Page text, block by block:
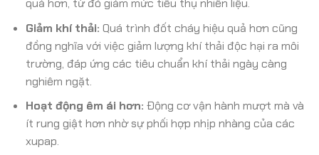
quả hơn, từ đó giảm mức tiêu thụ nhiên liệu.
Giảm khí thải: Quá trình đốt cháy hiệu quả hơn cũng
đồng nghĩa với việc giảm lượng khí thải độc hại ra môi
trường, đáp ứng các tiêu chuẩn khí thải ngày càng
nghiêm ngặt.
Hoạt động êm ái hơn: Động cơ vận hành mượt mà và
ít rung giật hơn nhờ sự phối hợp nhịp nhàng của các
xupap.